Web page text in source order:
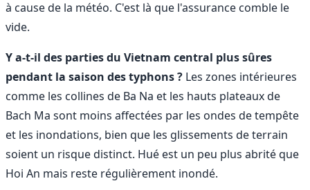
à cause de la météo. C'est là que l'assurance comble le
vide.
Y a-t-il des parties du Vietnam central plus sûres
pendant la saison des typhons ? Les zones intérieures
comme les collines de Ba Na et les hauts plateaux de
Bach Ma sont moins affectées par les ondes de tempête
et les inondations, bien que les glissements de terrain
soient un risque distinct. Hué est un peu plus abrité que
Hoi An mais reste régulièrement inondé.